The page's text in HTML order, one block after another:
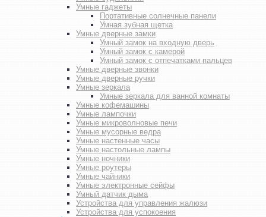
Умные гаджеты
Портативные солнечные панели
Умная зубная щетка
Умные дверные замки
Умный замок на входную дверь
Умный замок с камерой
Умный замок с отпечатками пальцев
Умные дверные звонки
Умные дверные ручки
Умные зеркала
Умные зеркала для ванной комнаты
Умные кофемашины
Умные лампочки
Умные микроволновые печи
Умные мусорные ведра
Умные настенные часы
Умные настольные лампы
Умные ночники
Умные роутеры
Умные чайники
Умные электронные сейфы
Умный датчик дыма
Устройства для управления жалюзи
Устройства для успокоения